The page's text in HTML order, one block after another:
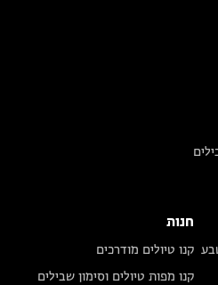
חנות
קנו טיולים מודרכים
קנו מפות טיולים וסימון שבילים